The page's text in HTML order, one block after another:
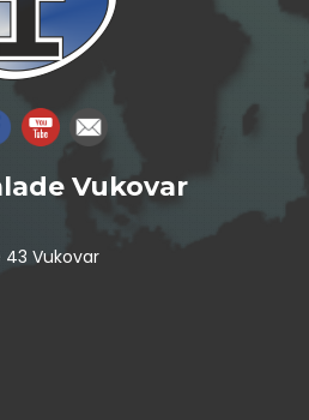
Vukovar
Vukovar